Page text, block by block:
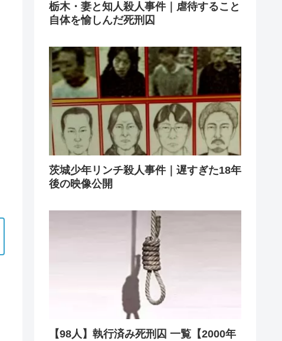
栃木・妻と知人殺人事件｜虐待すること
自体を愉しんだ死刑囚
茨城少年リンチ殺人事件｜遅すぎた18年
後の映像公開
【98人】執行済み死刑囚 一覧【2000年